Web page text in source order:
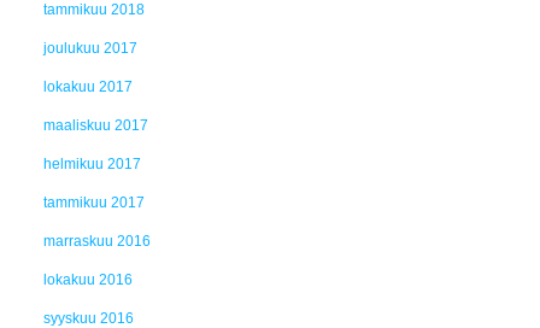
tammikuu 2018
joulukuu 2017
lokakuu 2017
maaliskuu 2017
helmikuu 2017
tammikuu 2017
marraskuu 2016
lokakuu 2016
syyskuu 2016